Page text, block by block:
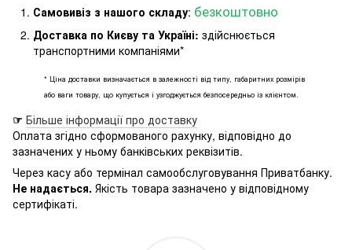
Самовивіз з нашого складу: безкоштовно
Доставка по Києву та Україні: здійснюється
транспортними компаніями*
* Ціна доставки визначається в залежності від типу, габаритних розмірів
або ваги товару, що купується і узгоджується безпосередньо із клієнтом.
☞ Більше інформації про доставку
Оплата згідно сформованого рахунку, відповідно до
зазначених у ньому банківських реквізитів.
Через касу або термінал самообслуговування Приватбанку.
Не надається. Якість товара зазначено у відповідному
сертифікаті.